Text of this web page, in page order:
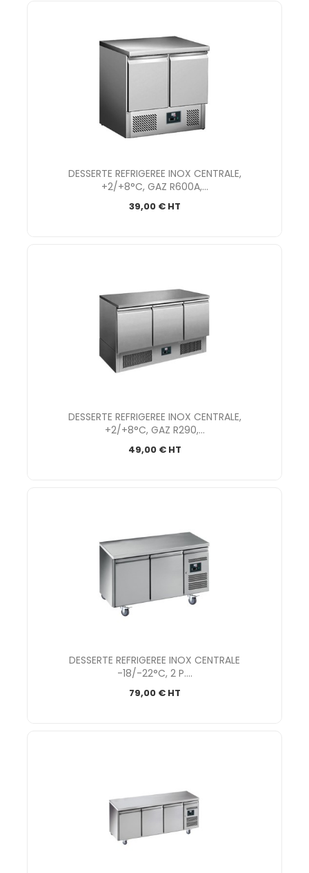
DESSERTE REFRIGEREE INOX CENTRALE,
+2/+8°C, GAZ R600A,...
39,00 € HT
DESSERTE REFRIGEREE INOX CENTRALE,
+2/+8°C, GAZ R290,...
49,00 € HT
DESSERTE REFRIGEREE INOX CENTRALE
-18/-22°C, 2 P....
79,00 € HT